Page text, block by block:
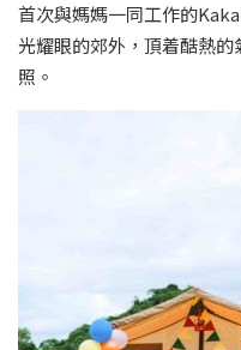
首次與媽媽一同工作的
光耀眼的郊外，頂着酷熱
照。